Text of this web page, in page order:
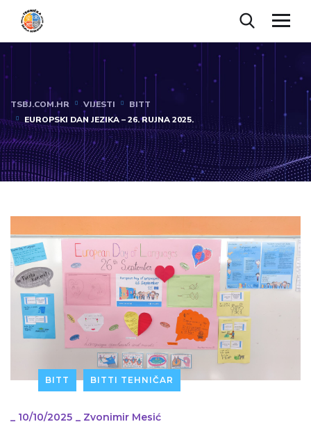
TSBJ.COM.HR VIJESTI
BITT
EUROPSKI DAN JEZIKA – 26. RUJNA 2025.
BITT BITTI TEHNIČAR
10/10/2025 Zvonimir Mesić